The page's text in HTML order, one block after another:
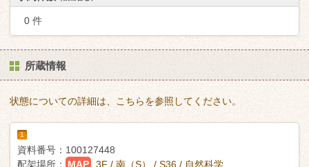
0 件
所蔵情報
状態についての詳細は、こちらを参照してください。
1
資料番号： 100127448
配架場所：
MAP 3F / 南（S） / S36 / 自然科学